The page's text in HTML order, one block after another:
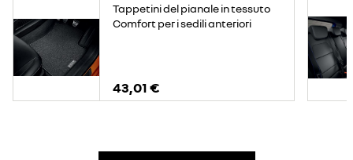
Tappetini del pianale in tessuto
Comfort per i sedili anteriori
43,01 €